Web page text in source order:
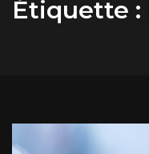
Étiquette :